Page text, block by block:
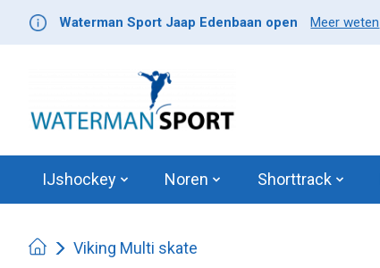
Waterman Sport Jaap Edenbaan open Meer weten
IJshockey Noren Shorttrack
Viking Multi skate